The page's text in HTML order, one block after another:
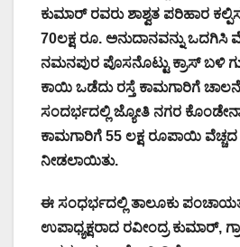
ಕುಮಾರ್ ರವರು ಶಾಶ್ವತ ಪರಿಹಾರ
70ಲಕ್ಷ ರೂ. ಅನುದಾನವನ್ನು ಒದಗಿಸಿ
ನಮನಪುರ ಪೊಸನೊಟ್ಟು ಕ್ರಾಸ್ ಬಳಿ
ಕಾಯಿ ಒಡೆದು ರಸ್ತೆ ಕಾಮಗಾರಿಗೆ
ಸಂದರ್ಭದಲ್ಲಿ ಜ್ಯೋತಿ ನಗರ
ಕಾಮಗಾರಿಗೆ 55 ಲಕ್ಷ ರೂಪಾಯಿ
ನೀಡಲಾಯಿತು.
ಈ ಸಂಧರ್ಭದಲ್ಲಿ ತಾಲೂಕು
ಉಪಾಧ್ಯಕ್ಷರಾದ ರವೀಂದ್ರ